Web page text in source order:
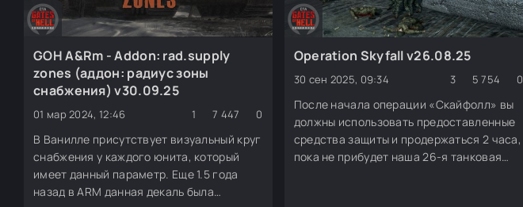
GOH A&Rm - Addon: rad.supply
zones (аддон: радиус зоны
снабжения) v30.09.25
01 мар 2024, 12:46 1 7 447 0
В Ванилле присутствует визуальный круг
снабжения у каждого юнита, который
имеет данный параметр. Еще 1.5 года
назад в ARM данная декаль была
Operation Skyfall v26.08.25
30 сен 2025, 09:34 3 5 754 0
После начала операции «Скайфолл» вы
должны использовать предоставленные
средства защиты и продержаться 2 часа,
пока не прибудет наша 26-я танковая